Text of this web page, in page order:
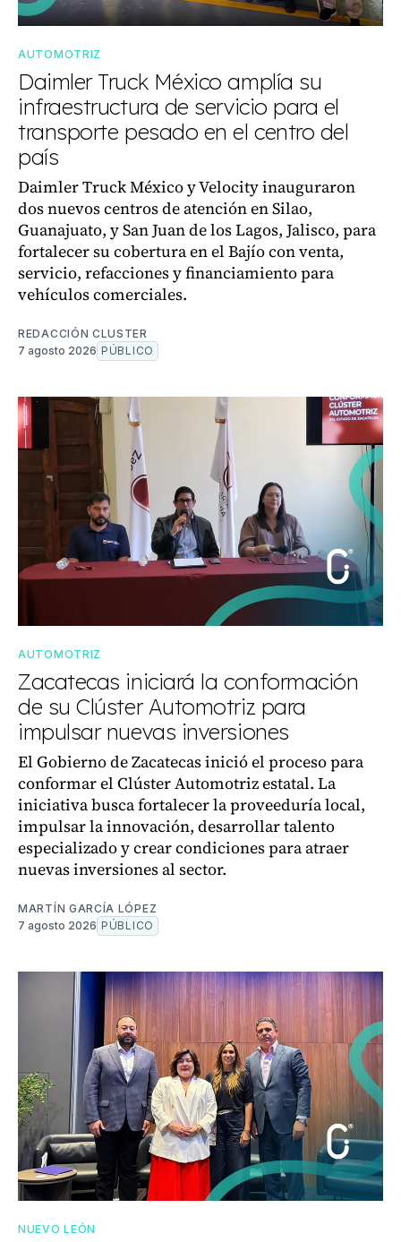
AUTOMOTRIZ
Daimler Truck México amplía su
infraestructura de servicio para el
transporte pesado en el centro del
país
Daimler Truck México y Velocity inauguraron
dos nuevos centros de atención en Silao,
Guanajuato, y San Juan de los Lagos, Jalisco, para
fortalecer su cobertura en el Bajío con venta,
servicio, refacciones y financiamiento para
vehículos comerciales.
REDACCIÓN CLUSTER
7 agosto 2026 PÚBLICO
AUTOMOTRIZ
Zacatecas iniciará la conformación
de su Clúster Automotriz para
impulsar nuevas inversiones
El Gobierno de Zacatecas inició el proceso para
conformar el Clúster Automotriz estatal. La
iniciativa busca fortalecer la proveeduría local,
impulsar la innovación, desarrollar talento
especializado y crear condiciones para atraer
nuevas inversiones al sector.
MARTÍN GARCÍA LÓPEZ
7 agosto 2026 PÚBLICO
NUEVO LEÓN